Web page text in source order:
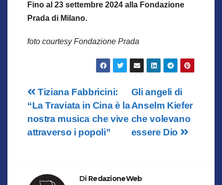
Fino al 23 settembre 2024 alla Fondazione
Prada di Milano.
foto courtesy Fondazione Prada
Navigazione
articoli
Gli angeli di
Anselm Kiefer
che volevano
essere Dio
Tiziana Fabbricini:
“La Traviata in Cina è la
nostra musica che vive
attraverso i popoli”
Di RedazioneWeb